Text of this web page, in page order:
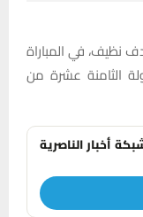
نظيف، في المباراة
الثامنة عشرة من
أخبار الناصرية